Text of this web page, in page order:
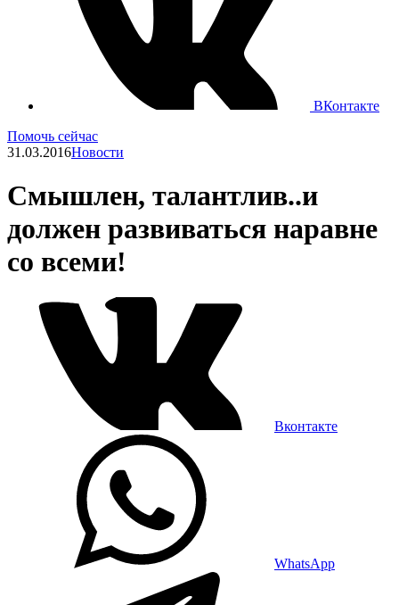
ВКонтакте
Помочь сейчас
31.03.2016Новости
Смышлен, талантлив..и
должен развиваться наравне
со всеми!
Вконтакте
WhatsApp